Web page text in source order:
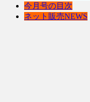
今月号の目次
ネット販売NEWS